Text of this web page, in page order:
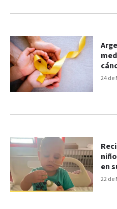
24 de
22 de
en